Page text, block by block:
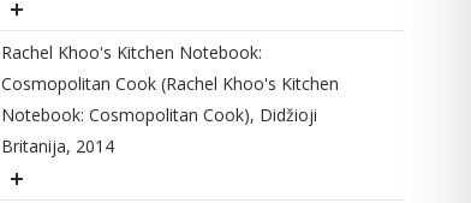
Rachel Khoo's Kitchen Notebook:
Cosmopolitan Cook (Rachel Khoo's Kitchen
Notebook: Cosmopolitan Cook), Didžioji
Britanija, 2014